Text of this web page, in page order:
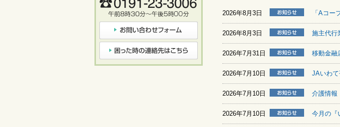
2026年8月3日 「Aコ
2026年8月3日 施主代行
2026年7月31日 移動金融
2026年7月10日 JAいわ
2026年7月10日 介護情報
2026年7月10日 今月の『